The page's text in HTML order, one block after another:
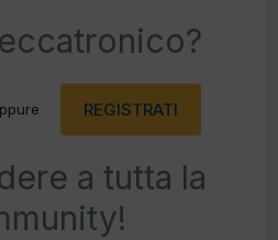
REGISTRATI
a tutta la